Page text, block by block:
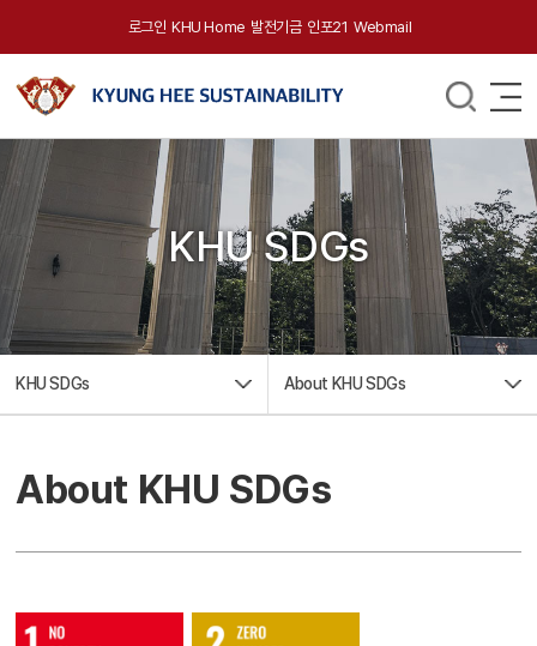
로그인 KHU Home 발전기금 인포21 Webmail
KHU SDGs
KHU SDGs About KHU SDGs
About KHU SDGs